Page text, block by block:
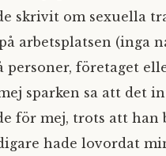
skrivit om sexuella
arbetsplatsen (inga
personer, företaget
sparken sa att det
för mej, trots att han
hade lovordat